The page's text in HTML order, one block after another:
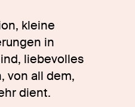
kleine
in
liebevolles
von all dem,
dient.